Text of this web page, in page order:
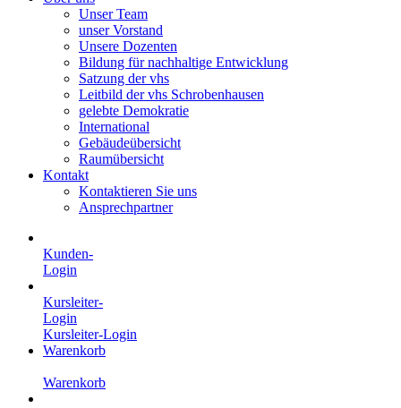
Unser Team
unser Vorstand
Unsere Dozenten
Bildung für nachhaltige Entwicklung
Satzung der vhs
Leitbild der vhs Schrobenhausen
gelebte Demokratie
International
Gebäudeübersicht
Raumübersicht
Kontakt
Kontaktieren Sie uns
Ansprechpartner
Kunden-
Login
Kursleiter-
Login
Kursleiter-Login
Warenkorb
Warenkorb